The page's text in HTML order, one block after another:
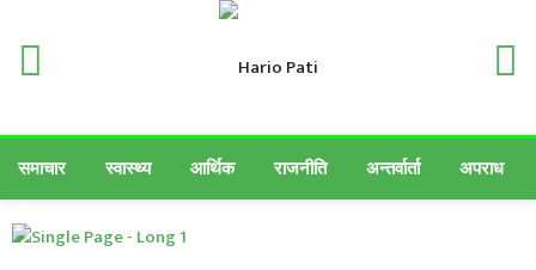
समाचार स्वास्थ्य आर्थिक राजनीति अन्तर्वार्ता अपराध